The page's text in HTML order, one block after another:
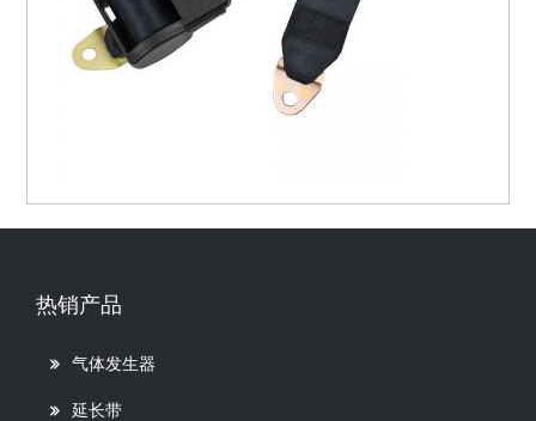
热销产品
气体发生器
延长带